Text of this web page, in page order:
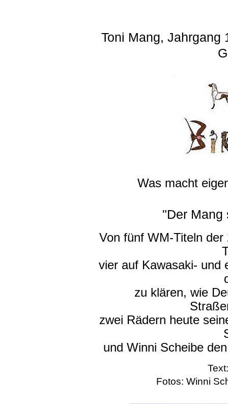
Toni Mang, Jahrgang
Was macht
"Der Mang
Von fünf WM-Titeln
vier auf Kawasaki- und
zu klären, wie
zwei Rädern heute
und Winni Scheibe
Fotos: Winni